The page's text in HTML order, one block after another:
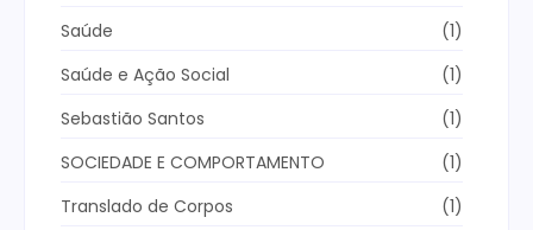
Saúde
(1)
Saúde e Ação Social
(1)
Sebastião Santos
(1)
SOCIEDADE E COMPORTAMENTO
(1)
Translado de Corpos
(1)